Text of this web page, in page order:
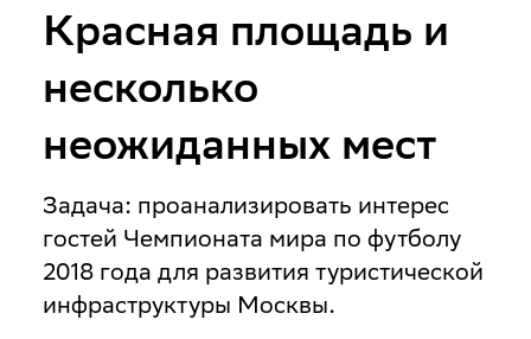
Красная площадь и
несколько
неожиданных мест
Задача: проанализировать интерес
гостей Чемпионата мира по футболу
2018 года для развития туристической
инфраструктуры Москвы.